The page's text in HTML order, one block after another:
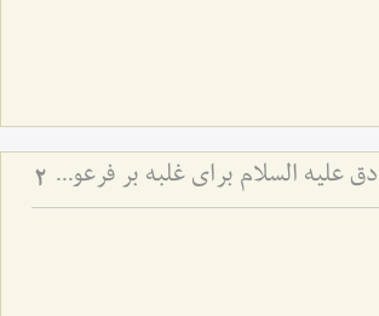
دستور امام صادق علیه السلام برای غلبه بر فرعونیت نفس 2